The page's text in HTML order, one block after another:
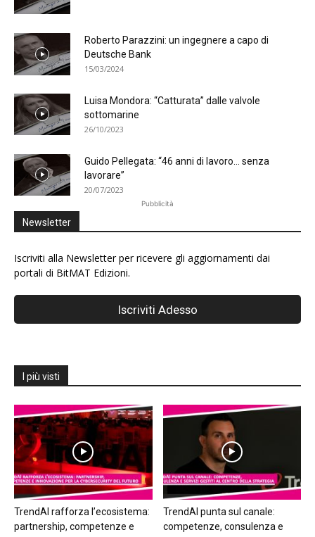
Roberto Parazzini: un ingegnere a capo di
Deutsche Bank
15/03/2024
Luisa Mondora: “Catturata” dalle valvole
sottomarine
26/10/2023
Guido Pellegata: “46 anni di lavoro… senza
lavorare”
20/07/2023
Pubblicità
Newsletter
Iscriviti alla Newsletter per ricevere gli aggiornamenti dai
portali di BitMAT Edizioni.
I più visti
TrendAI rafforza l’ecosistema:
partnership, competenze e
TrendAI punta sul canale:
competenze, consulenza e